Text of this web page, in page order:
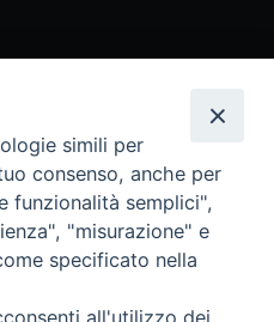
Digitale
simili per
consenso, anche per
funzionalità semplici",
"misurazione" e
specificato nella